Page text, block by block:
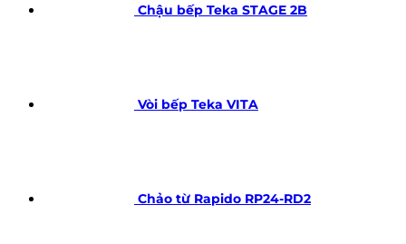
Chậu bếp Teka STAGE 2B
Vòi bếp Teka VITA
Chảo từ Rapido RP24-RD2